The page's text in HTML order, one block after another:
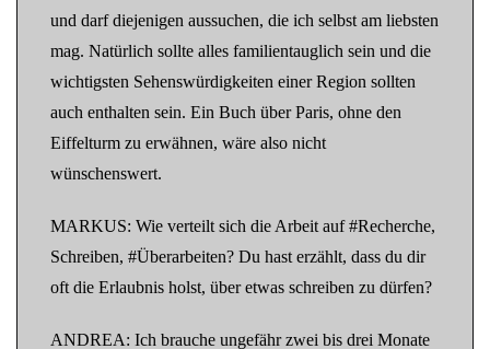
und darf diejenigen aussuchen, die ich selbst am liebsten
mag. Natürlich sollte alles familientauglich sein und die
wichtigsten Sehenswürdigkeiten einer Region sollten
auch enthalten sein. Ein Buch über Paris, ohne den
Eiffelturm zu erwähnen, wäre also nicht
wünschenswert.
MARKUS: Wie verteilt sich die Arbeit auf #Recherche,
Schreiben, #Überarbeiten? Du hast erzählt, dass du dir
oft die Erlaubnis holst, über etwas schreiben zu dürfen?
ANDREA: Ich brauche ungefähr zwei bis drei Monate